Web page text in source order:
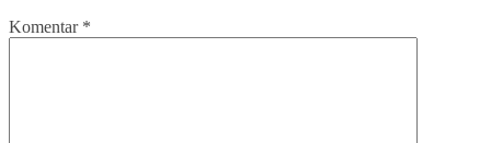
Komentar *